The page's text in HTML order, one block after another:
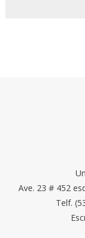
Ave. 23 # 452
Telf.